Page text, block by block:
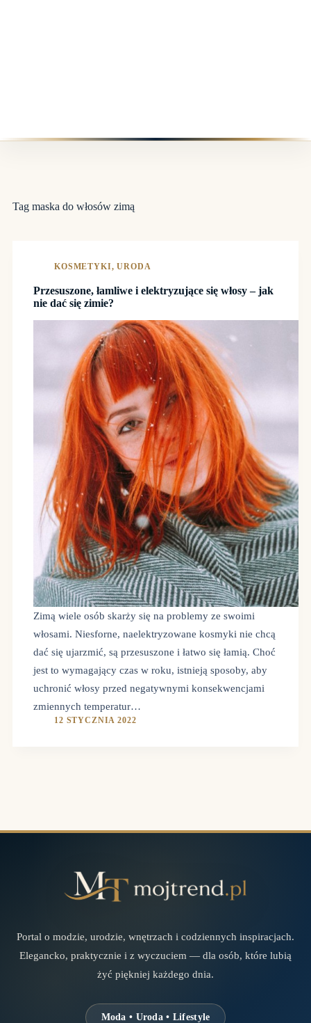
Tag maska do włosów zimą
KOSMETYKI,URODA
Przesuszone, łamliwe i elektryzujące się włosy – jak
nie dać się zimie?
Zimą wiele osób skarży się na problemy ze swoimi
włosami. Niesforne, naelektryzowane kosmyki nie chcą
dać się ujarzmić, są przesuszone i łatwo się łamią. Choć
jest to wymagający czas w roku, istnieją sposoby, aby
uchronić włosy przed negatywnymi konsekwencjami
zmiennych temperatur…
12 STYCZNIA 2022
Portal o modzie, urodzie, wnętrzach i codziennych inspiracjach.
Elegancko, praktycznie i z wyczuciem — dla osób, które lubią
żyć piękniej każdego dnia.
Moda • Uroda • Lifestyle